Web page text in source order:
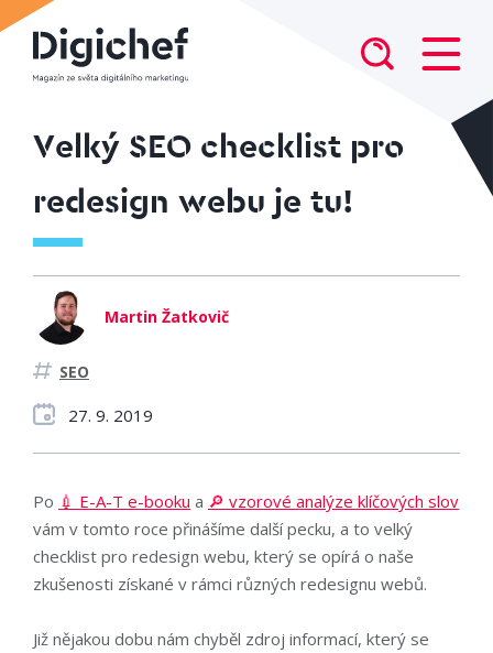
Velký SEO checklist pro
redesign webu je tu!
Martin Žatkovič
SEO
27. 9. 2019
Po 💉 E-A-T e-booku a 🔎 vzorové analýze klíčových slov
vám v tomto roce přinášíme další pecku, a to velký
checklist pro redesign webu, který se opírá o naše
zkušenosti získané v rámci různých redesignu webů.
Již nějakou dobu nám chyběl zdroj informací, který se